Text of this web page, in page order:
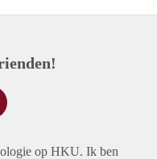
op HKU. Ik ben